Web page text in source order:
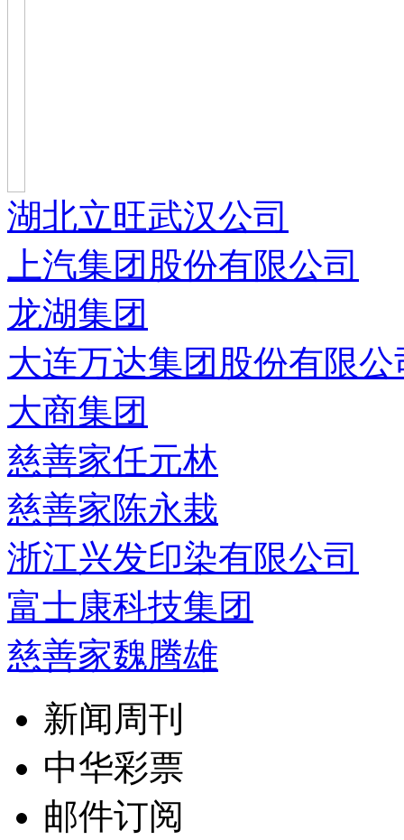
湖北立旺武汉公司
上汽集团股份有限公司
龙湖集团
大连万达集团股份有限公
大商集团
慈善家任元林
慈善家陈永栽
浙江兴发印染有限公司
富士康科技集团
慈善家魏腾雄
新闻周刊
中华彩票
邮件订阅